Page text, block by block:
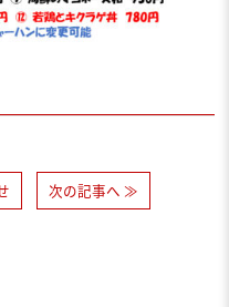
次の記事へ ≫